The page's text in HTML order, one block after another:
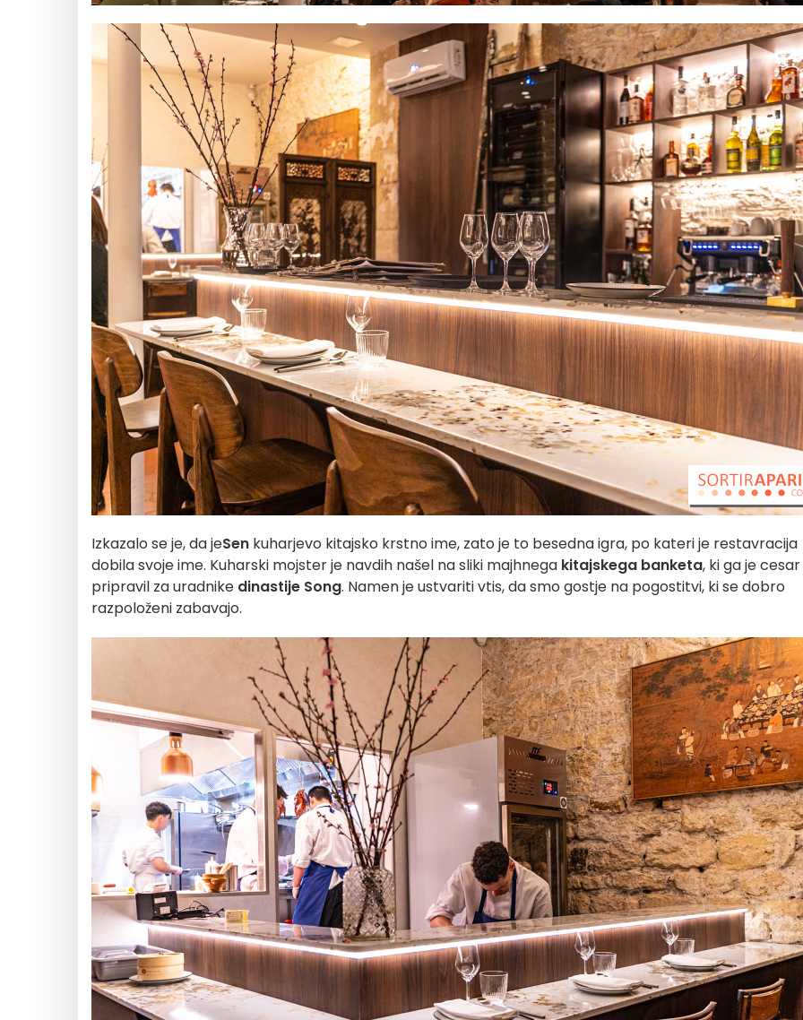
Izkazalo se je, da jeSen kuharjevo kitajsko krstno ime, zato je to besedna igra, po kateri je restavracija
dobila svoje ime. Kuharski mojster je navdih našel na sliki majhnega kitajskega banketa, ki ga je cesar
pripravil za uradnike dinastije Song. Namen je ustvariti vtis, da smo gostje na pogostitvi, ki se dobro
razpoloženi zabavajo.